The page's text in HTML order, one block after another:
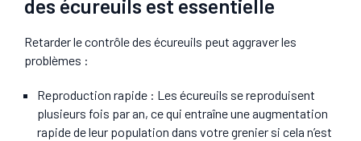
des écureuils est essentielle
Retarder le contrôle des écureuils peut aggraver les
problèmes :
Reproduction rapide : Les écureuils se reproduisent
plusieurs fois par an, ce qui entraîne une augmentation
rapide de leur population dans votre grenier si cela n’est